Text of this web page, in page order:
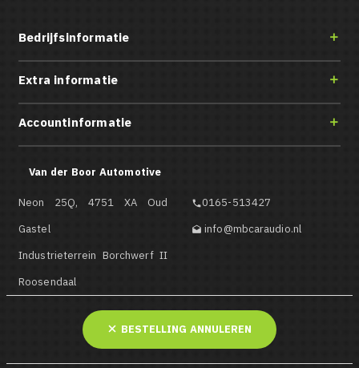
Bedrijfsinformatie 
Extra informatie 
Accountinformatie 
Van der Boor Automotive
Neon 25Q, 4751 XA Oud
Gastel
Industrieterrein Borchwerf II
Roosendaal
0165-513427
 info@mbcaraudio.nl
BESTELLING ANNULEREN